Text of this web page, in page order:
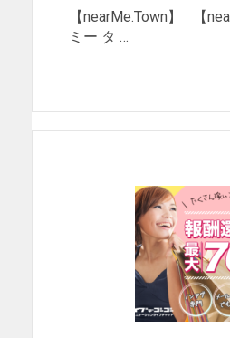
【nearMe.Town】 【
ミー タ …